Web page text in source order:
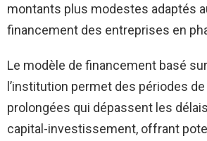
montants plus modestes adaptés
financement des entreprises en
Le modèle de financement basé
l’institution permet des périodes
prolongées qui dépassent les
capital-investissement, offrant